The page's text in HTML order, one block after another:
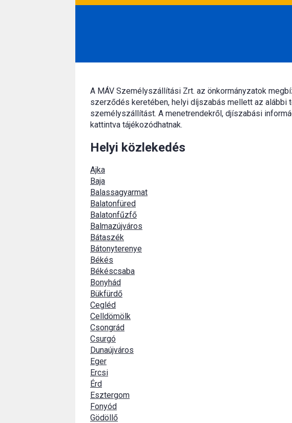
A MÁV Személyszállítási Zrt. az önkormányzatok
szerződés keretében, helyi díjszabás mellett az alábbi
személyszállítást. A menetrendekről, djíszabási
kattintva tájékozódhatnak.
Helyi közlekedés
Ajka
Baja
Balassagyarmat
Balatonfüred
Balatonfűzfő
Balmazújváros
Bátaszék
Bátonyterenye
Békés
Békéscsaba
Bonyhád
Bükfürdő
Cegléd
Celldömölk
Csongrád
Csurgó
Dunaújváros
Eger
Ercsi
Érd
Esztergom
Fonyód
Gödöllő